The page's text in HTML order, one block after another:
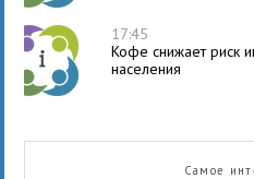
17:45
Кофе снижает риск
населения
Самое